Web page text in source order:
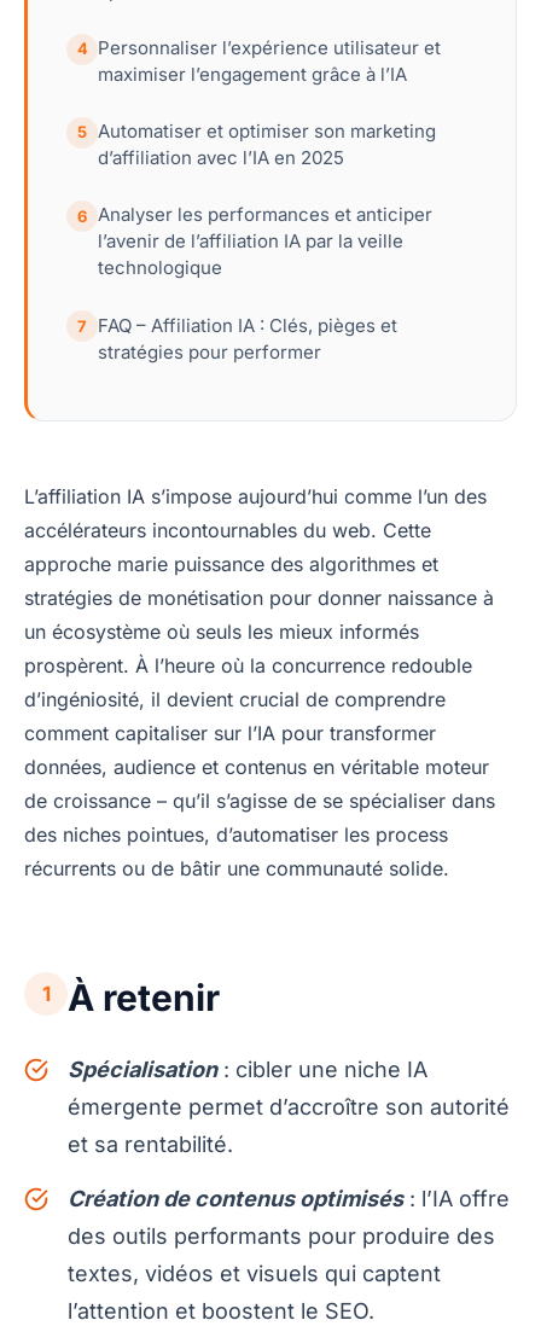
4 Personnaliser l’expérience utilisateur et
maximiser l’engagement grâce à l’IA
5 Automatiser et optimiser son marketing
d’affiliation avec l’IA en 2025
6 Analyser les performances et anticiper
l’avenir de l’affiliation IA par la veille
technologique
7
FAQ – Affiliation IA : Clés, pièges et
stratégies pour performer
L’affiliation IA s’impose aujourd’hui comme l’un des
accélérateurs incontournables du web. Cette
approche marie puissance des algorithmes et
stratégies de monétisation pour donner naissance à
un écosystème où seuls les mieux informés
prospèrent. À l’heure où la concurrence redouble
d’ingéniosité, il devient crucial de comprendre
comment capitaliser sur l’IA pour transformer
données, audience et contenus en véritable moteur
de croissance – qu’il s’agisse de se spécialiser dans
des niches pointues, d’automatiser les process
récurrents ou de bâtir une communauté solide.
1 À retenir
Spécialisation: cibler une niche IA
émergente permet d’accroître son autorité
et sa rentabilité.
Création de contenus optimisés: l’IA offre
des outils performants pour produire des
textes, vidéos et visuels qui captent
l’attention et boostent le SEO.